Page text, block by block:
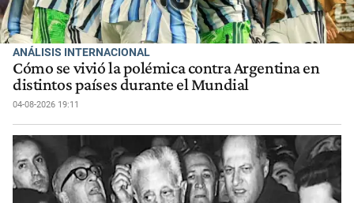
ANÁLISIS INTERNACIONAL
Cómo se vivió la polémica contra Argentina en
distintos países durante el Mundial
04-08-2026 19:11